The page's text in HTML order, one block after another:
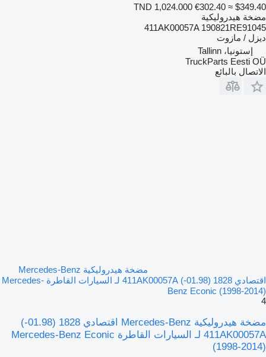
TND 1,024.000 €302.40 ≈ $349.40
مضخة هيدروليكية
411AK00057A 190821RE91045
ديزل / مازوت
إستونيا، Tallinn
TruckParts Eesti OÜ
الاتصال بالبائع
مضخة هيدروليكية Mercedes-Benz
اقتصادي 1828 (01.98-) 411AK00057A لـ السيارات القاطرة Mercedes-
Benz Econic (1998-2014)
4
مضخة هيدروليكية Mercedes-Benz اقتصادي 1828 (01.98-)
411AK00057A لـ السيارات القاطرة Mercedes-Benz Econic
(1998-2014)